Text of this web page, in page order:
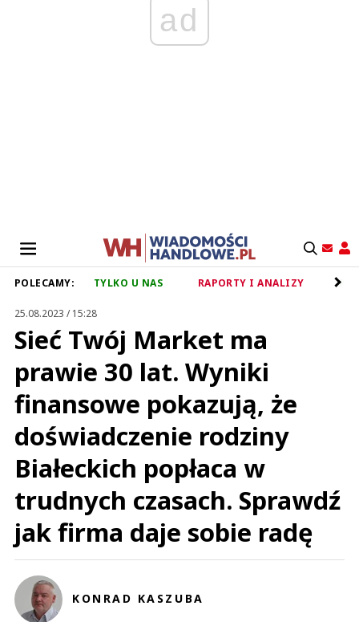
ad
POLECAMY: TYLKO U NAS RAPORTY I ANALIZY
25.08.2023 / 15:28
Sieć Twój Market ma
prawie 30 lat. Wyniki
finansowe pokazują, że
doświadczenie rodziny
Białeckich popłaca w
trudnych czasach. Sprawdź
jak firma daje sobie radę
KONRAD KASZUBA